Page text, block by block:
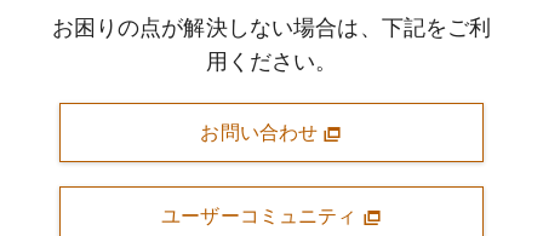
お困りの点が解決しない場合は、下記をご利
用ください。
お問い合わせ
ユーザーコミュニティ